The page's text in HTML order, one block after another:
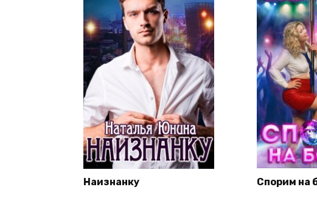
Наизнанку Спорим на